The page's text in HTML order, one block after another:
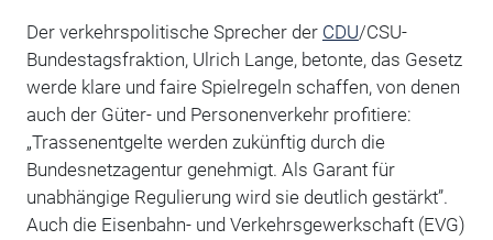
Der verkehrspolitische Sprecher der CDU/CSU-
Bundestagsfraktion, Ulrich Lange, betonte, das Gesetz
werde klare und faire Spielregeln schaffen, von denen
auch der Güter- und Personenverkehr profitiere:
„Trassenentgelte werden zukünftig durch die
Bundesnetzagentur genehmigt. Als Garant für
unabhängige Regulierung wird sie deutlich gestärkt”.
Auch die Eisenbahn- und Verkehrsgewerkschaft (EVG)